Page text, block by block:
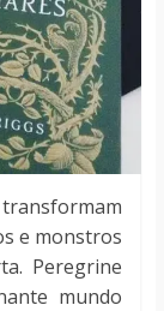
e monstros
Peregrine
mundo